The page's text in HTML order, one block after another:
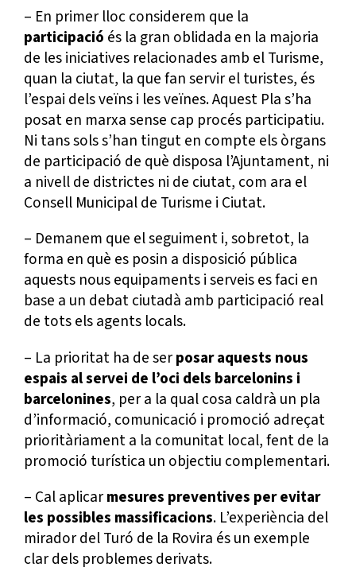
– En primer lloc considerem que la
participació és la gran oblidada en la majoria
de les iniciatives relacionades amb el Turisme,
quan la ciutat, la que fan servir el turistes, és
l’espai dels veïns i les veïnes. Aquest Pla s’ha
posat en marxa sense cap procés participatiu.
Ni tans sols s’han tingut en compte els òrgans
de participació de què disposa l’Ajuntament, ni
a nivell de districtes ni de ciutat, com ara el
Consell Municipal de Turisme i Ciutat.
– Demanem que el seguiment i, sobretot, la
forma en què es posin a disposició pública
aquests nous equipaments i serveis es faci en
base a un debat ciutadà amb participació real
de tots els agents locals.
– La prioritat ha de serposar aquests nous
espais al servei de l’oci dels barcelonins i
barcelonines, per a la qual cosa caldrà un pla
d’informació, comunicació i promoció adreçat
prioritàriament a la comunitat local, fent de la
promoció turística un objectiu complementari.
– Cal aplicarmesures preventives per evitar
les possibles massificacions. L’experiència del
mirador del Turó de la Rovira és un exemple
clar dels problemes derivats.